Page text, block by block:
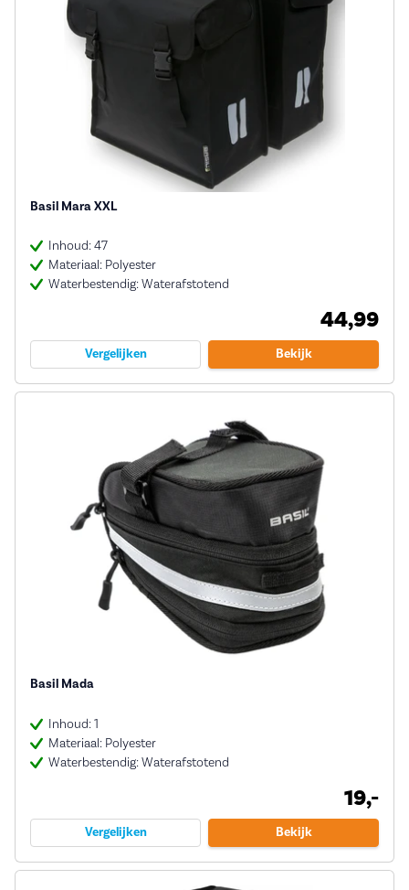
Basil Mara XXL
Inhoud: 47
Materiaal: Polyester
Waterbestendig: Waterafstotend
44,99
Vergelijken Bekijk
Basil Mada
Inhoud: 1
Materiaal: Polyester
Waterbestendig: Waterafstotend
19,-
Vergelijken Bekijk